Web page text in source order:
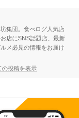
集団。食べログ人気店
店にSNS話題店、最新
メ必見の情報をお届け
の投稿を表示